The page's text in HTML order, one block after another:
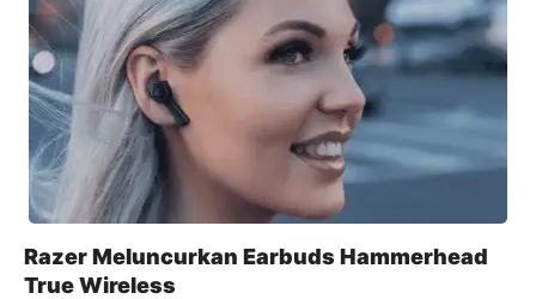
Razer Meluncurkan Earbuds Hammerhead
True Wireless